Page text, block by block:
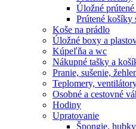
Úložné
Prútené košíky
Koše na prádlo
Úložné boxy a
Kúpeľňa a wc
Nákupné tašky a
Pranie, sušenie,
Teplomery,
Osobné a cestovné
Hodiny
Upratovanie
Špongie, hubky